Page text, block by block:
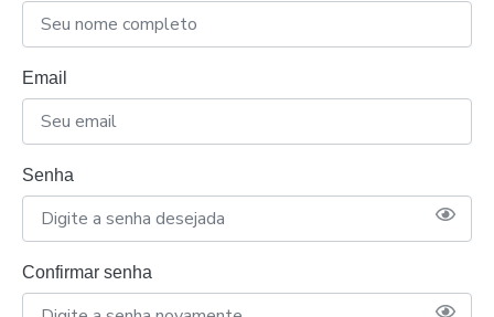
Email
Senha
Confirmar senha